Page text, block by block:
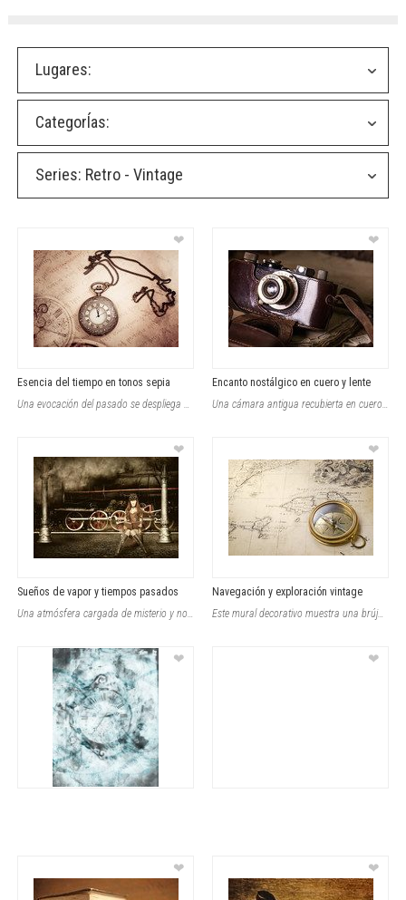
Lugares:
CategorÍas:
Series: Retro - Vintage
❤
Esencia del tiempo en tonos sepia
Una evocación del pasado se despliega en esta imagen, donde un reloj de bolsill
❤
Encanto nostálgico en cuero y lente
Una cámara antigua recubierta en cuero desgastado invita a un viaje al pasado,
❤
Sueños de vapor y tiempos pasados
Una atmósfera cargada de misterio y nostalgia envuelve este motivo, donde el va
❤
Navegación y exploración vintage
Este mural decorativo muestra una brújula antigua dorada sobre un mapa manuscri
❤ ❤
❤ ❤